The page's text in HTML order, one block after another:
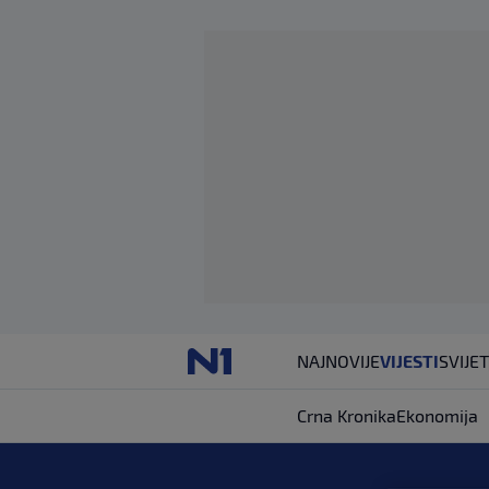
NAJNOVIJEVIJESTISVIJET
Crna KronikaEkonomija